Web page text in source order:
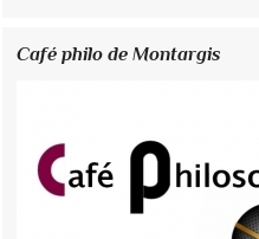
Café philo de Montargis